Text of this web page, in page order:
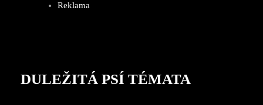
Reklama
DULEŽITÁ PSÍ TÉMATA